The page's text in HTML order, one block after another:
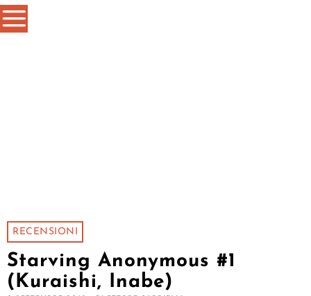
RECENSIONI
Starving Anonymous #1
(Kuraishi, Inabe)